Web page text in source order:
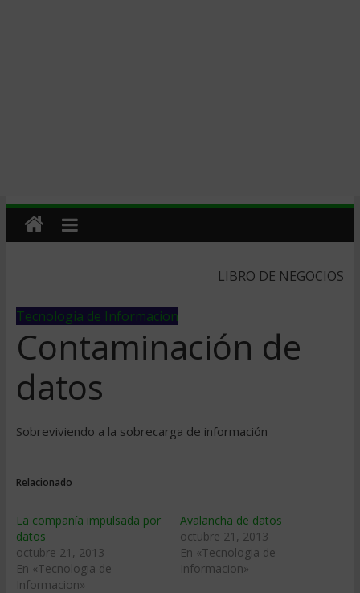
LIBRO DE NEGOCIOS
Tecnologia de Informacion
Contaminación de
datos
Sobreviviendo a la sobrecarga de información
Relacionado
La compañía impulsada por
datos
octubre 21, 2013
En «Tecnologia de
Informacion»
Avalancha de datos
octubre 21, 2013
En «Tecnologia de
Informacion»